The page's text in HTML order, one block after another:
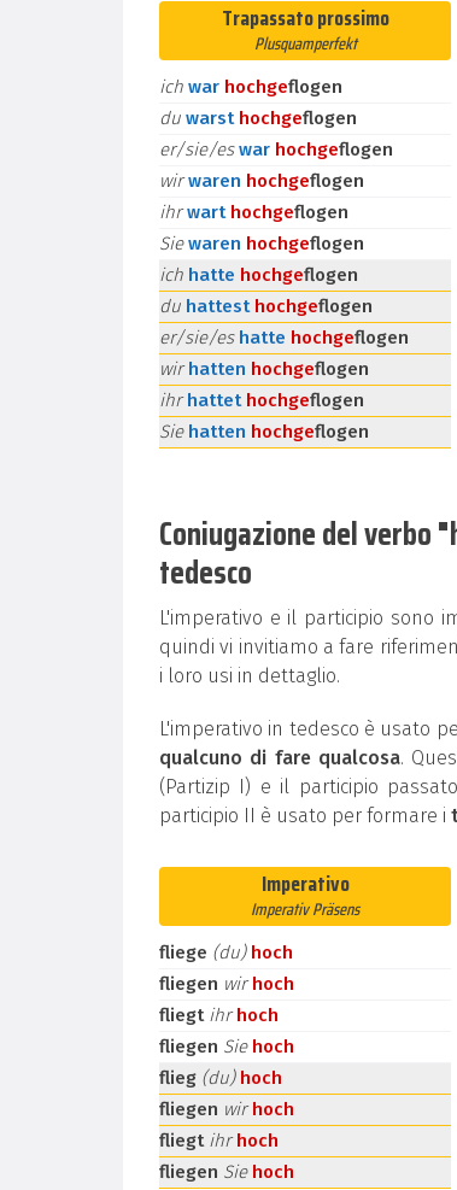
Trapassato prossimo
Plusquamperfekt
ich war hochgeflogen
du warst hochgeflogen
er/sie/eswar hochgeflogen
wirwaren hochgeflogen
ihrwart hochgeflogen
Siewaren hochgeflogen
ich hatte hochgeflogen
du hattest hochgeflogen
er/sie/es hatte hochgeflogen
wirhatten hochgeflogen
ihrhattet hochgeflogen
Sie hatten hochgeflogen
Coniugazione del
tedesco
L'imperativo e il participio sono
quindi vi invitiamo a fare
i loro usi in dettaglio.
L'imperativo in tedesco è usato
qualcuno di fare qualcosa.
(Partizip I) e il participio
participio II è usato per formare i
Imperativo
Imperativ Präsens
fliege (du) hoch
fliegen wirhoch
fliegt ihrhoch
fliegen Sie hoch
flieg (du) hoch
fliegen wirhoch
fliegt ihrhoch
fliegen Sie hoch